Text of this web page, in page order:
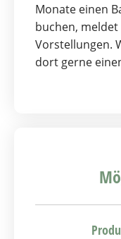
Monate einen
buchen,
Vorstellungen.
dort gerne